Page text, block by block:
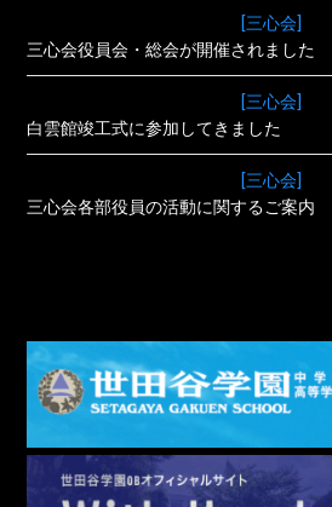
[三心会]
三心会役員会・総会が開催されました
[三心会]
白雲館竣工式に参加してきました
[三心会]
三心会各部役員の活動に関するご案内